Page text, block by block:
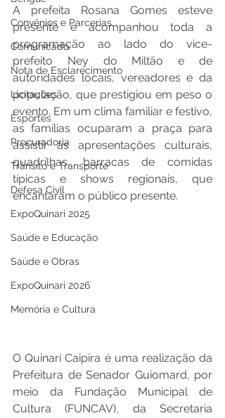
Convênios e Parcerias
Comunicado
Nota de Esclarecimento
Licitações
Esportes
Procuradoria
Trânsito e Transporte
Defesa Civil
ExpoQuinari 2025
Saúde e Educação
Saúde e Obras
ExpoQuinari 2026
Memória e Cultura
A prefeita Rosana Gomes esteve
presente e acompanhou toda a
programação ao lado do vice-
prefeito Ney do Miltão e de
autoridades locais, vereadores e da
população, que prestigiou em peso o
evento. Em um clima familiar e festivo,
as famílias ocuparam a praça para
assistir às apresentações culturais,
quadrilhas, barracas de comidas
típicas e shows regionais, que
encantaram o público presente.
O Quinari Caipira é uma realização da
Prefeitura de Senador Guiomard, por
meio da Fundação Municipal de
Cultura (FUNCAV), da Secretaria